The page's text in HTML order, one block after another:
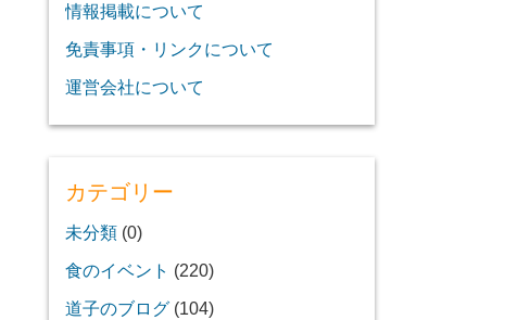
情報掲載について
免責事項・リンクについて
運営会社について
カテゴリー
未分類 (0)
食のイベント (220)
道子のブログ (104)